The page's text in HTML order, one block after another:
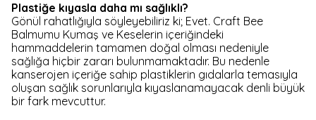
Plastiğe kıyasla daha mı sağlıklı?
Gönül rahatlığıyla söyleyebiliriz ki; Evet. Craft Bee
Balmumu Kumaş ve Keselerin içeriğindeki
hammaddelerin tamamen doğal olması nedeniyle
sağlığa hiçbir zararı bulunmamaktadır. Bu nedenle
kanserojen içeriğe sahip plastiklerin gıdalarla temasıyla
oluşan sağlık sorunlarıyla kıyaslanamayacak denli büyük
bir fark mevcuttur.